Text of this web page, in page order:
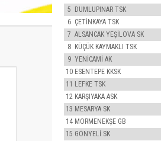
5 DUMLUPINAR TSK
6 ÇETİNKAYA TSK
7 ALSANCAK YEŞİLOVA SK
8 KÜÇÜK KAYMAKLI TSK
9 YENİCAMİ AK
10 ESENTEPE KKSK
11 LEFKE TSK
12 KARŞIYAKA ASK
13 MESARYA SK
14 MORMENEKŞE GB
15 GÖNYELİ SK